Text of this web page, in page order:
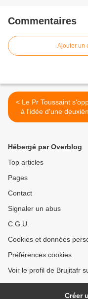
Commentaires
Ajouter un
< Le Pr Toussaint s'oppose
à l'idée d'une
vague
Hébergé par Overblog
Top articles
Pages
Contact
Signaler un abus
C.G.U.
Cookies et données
Préférences cookies
Voir le profil de Brujitafr
Créer